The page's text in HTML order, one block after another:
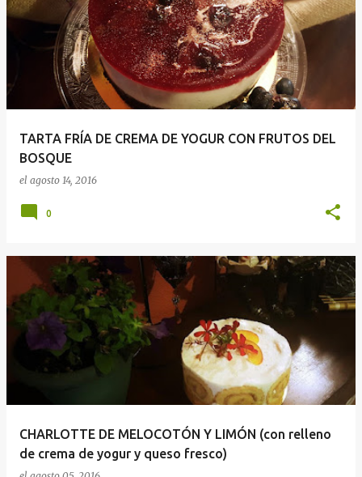
TARTA FRÍA DE CREMA DE YOGUR CON FRUTOS DEL
BOSQUE
el agosto 14, 2016
0
CHARLOTTE DE MELOCOTÓN Y LIMÓN (con relleno
de crema de yogur y queso fresco)